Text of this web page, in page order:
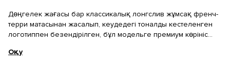
Дөңгелек жағасы бар классикалық лонгслив жұмсақ френч-
терри матасынан жасалып, кеудедегі тоналды кестеленген
логотиппен безендірілген, бұл модельге премиум көрініс
Оқу